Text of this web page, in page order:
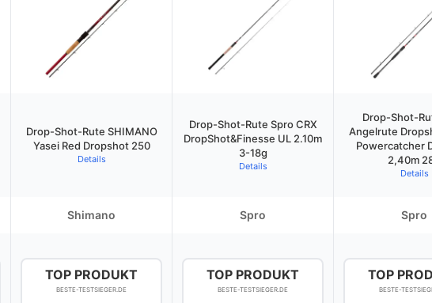
Drop-Shot-Rute SHIMANO
Yasei Red Dropshot 250
Details
Drop-Shot-Rute Spro CRX
DropShot&Finesse UL 2.10m
3-18g
Details
Drop-Shot-
Angelrute
Powercatcher
2,40m
Details
Shimano Spro Spro
TOP PRODUKT
BESTE-TESTSIEGER.DE
TOP PRODUKT
BESTE-TESTSIEGER.DE
TOP
BESTE-